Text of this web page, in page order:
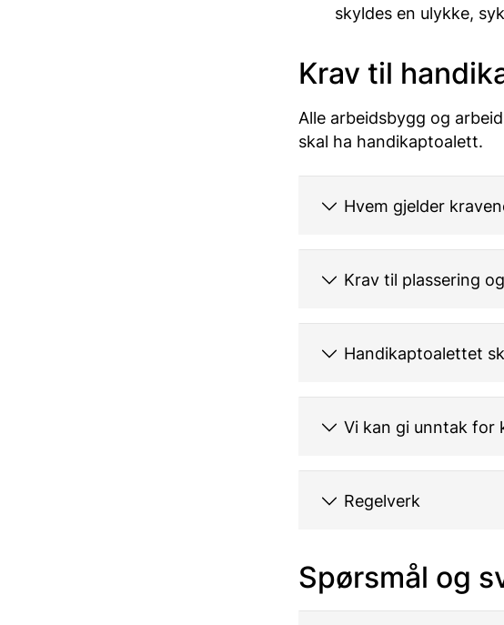
skyldes en ulykke,
Krav til
Alle arbeidsbygg og
skal ha handikaptoalett.
Hvem gjelder
Krav til plassering
Handikaptoalettet
Vi kan gi unntak for
Regelverk
Spørsmål og